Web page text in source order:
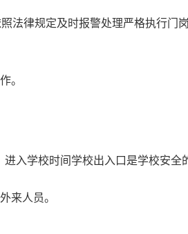
法律规定及时报警处理严格执行门
。
入学校时间学校出入口是学校安全
来人员。